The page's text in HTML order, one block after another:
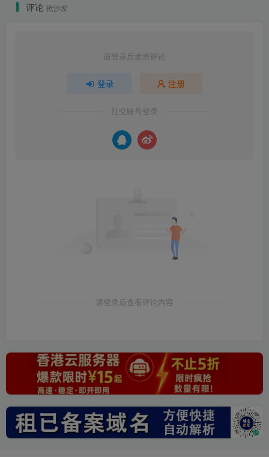
评论 抢沙发
请登录后发表评论
登录 注册
社交账号登录
请登录后查看评论内容